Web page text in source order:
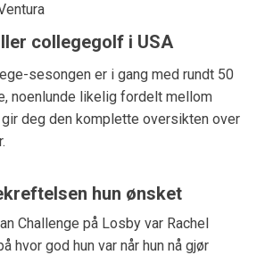
collegegolf i USA
sesongen er i gang med rundt 50
noenlunde likelig fordelt mellom
gir deg den komplette oversikten over
hun ønsket
Challenge på Losby var Rachel
hvor god hun var når hun nå gjør